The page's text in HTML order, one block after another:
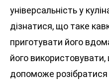
універсальність у
дізнатися, що таке
приготувати його
його
допоможе